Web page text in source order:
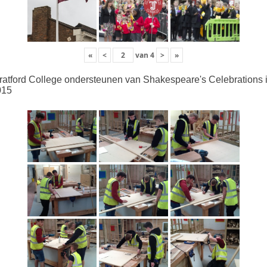
« < van 4 > »
College ondersteunen van Shakespeare's Celebrations